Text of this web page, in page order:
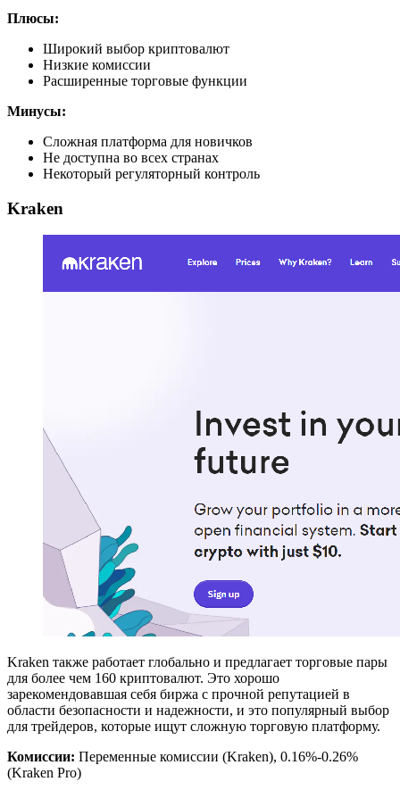
Плюсы:
Широкий выбор криптовалют
Низкие комиссии
Расширенные торговые функции
Минусы:
Сложная платформа для новичков
Не доступна во всех странах
Некоторый регуляторный контроль
Kraken
Kraken также работает глобально и предлагает торговые пары
для более чем 160 криптовалют. Это хорошо
зарекомендовавшая себя биржа с прочной репутацией в
области безопасности и надежности, и это популярный выбор
для трейдеров, которые ищут сложную торговую платформу.
Комиссии: Переменные комиссии (Kraken), 0.16%-0.26%
(Kraken Pro)